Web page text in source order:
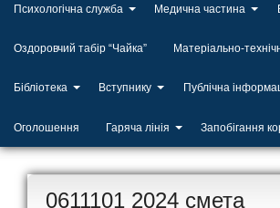
Психологічна служба Медична частина
Оздоровчий табір “Чайка” Матеріально-
Бібліотека Вступнику Публічна
Оголошення Гаряча лінія Запобігання
0611101 2024 смета